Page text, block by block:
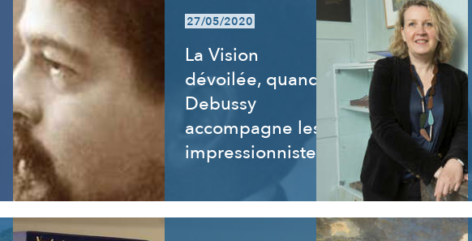
27/05/2020
La Vision
dévoilée, quand
Debussy
accompagne les
impressionnistes